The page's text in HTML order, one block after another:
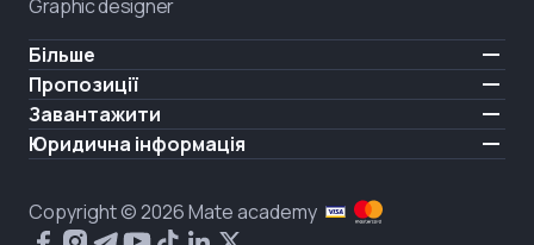
Graphic designer
Більше
Ціни
Відгуки
Про нас
Стан ринку IT
Пропозиції
IT для ветеранів
Найняти випускника
Навчання повного дня
Завантажити
iOS
Юридична інформація
Політика конфіденційності
Політика cookies
Copyright © 2026 Mate academy